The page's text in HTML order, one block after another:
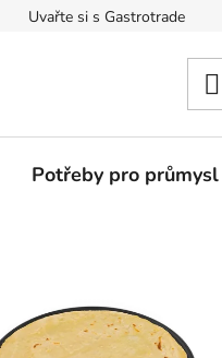
Uvařte si s Gastrotrade
Potřeby pro průmysl